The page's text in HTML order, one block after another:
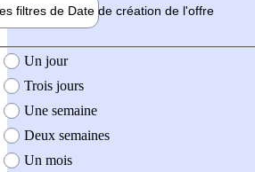
filtres de Date de création de l'offre
création de l'offre
Un jour
Trois jours
Une semaine
Deux semaines
Un mois